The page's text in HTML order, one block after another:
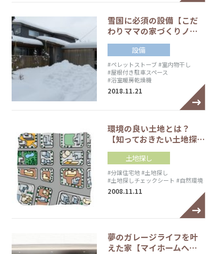
雪国に必須の設備【こだ
わりママの家づくりノ…
設備
#ペレットストーブ#室内物干し
#屋根付き駐車スペース
#浴室暖房乾燥機
2018.11.21
環境の良い土地とは？
【知っておきたい土地探…
土地探し
#分譲住宅地#土地探し
#土地探しチェックシート #自然環境
2008.11.11
夢のガレージライフを叶
えた家【マイホームへ…